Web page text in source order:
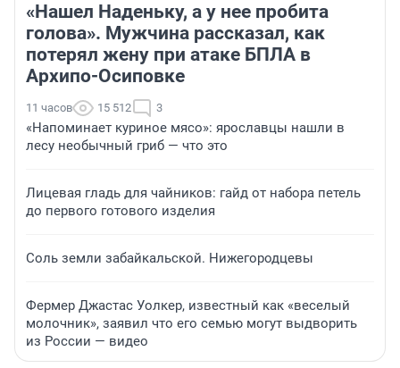
«Нашел Наденьку, а у нее пробита
голова». Мужчина рассказал, как
потерял жену при атаке БПЛА в
Архипо-Осиповке
11 часов 15 512 3
«Напоминает куриное мясо»: ярославцы нашли в
лесу необычный гриб — что это
Лицевая гладь для чайников: гайд от набора петель
до первого готового изделия
Соль земли забайкальской. Нижегородцевы
Фермер Джастас Уолкер, известный как «веселый
молочник», заявил что его семью могут выдворить
из России — видео